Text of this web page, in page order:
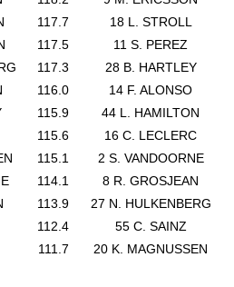
117.7 18 L. STROLL
117.5 11 S. PEREZ
117.3 28 B. HARTLEY
116.0 14 F. ALONSO
115.9 44 L. HAMILTON
115.6 16 C. LECLERC
115.1 2 S. VANDOORNE
114.1 8 R. GROSJEAN
113.9 27 N. HULKENBERG
112.4 55 C. SAINZ
111.7 20 K. MAGNUSSEN